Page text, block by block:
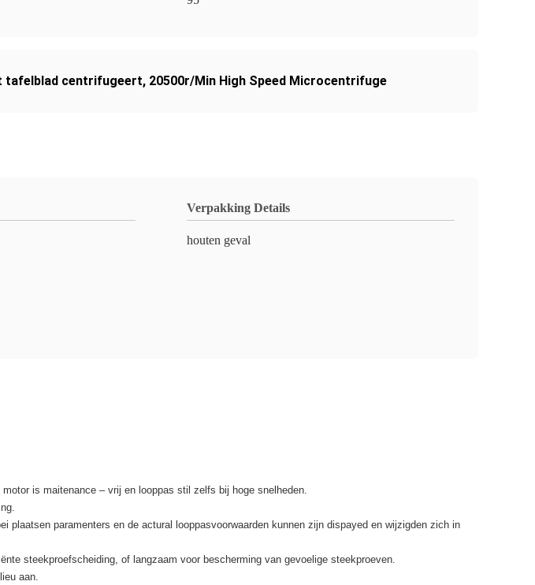
tafelblad centrifugeert, 20500r/Min High Speed Microcentrifuge
Verpakking Details
houten geval
is maitenance – vrij en looppas stil zelfs bij hoge snelheden.
plaatsen paramenters en de actural looppasvoorwaarden kunnen zijn dispayed en wijzigden zich in
steekproefscheiding, of langzaam voor bescherming van gevoelige steekproeven.
aan.